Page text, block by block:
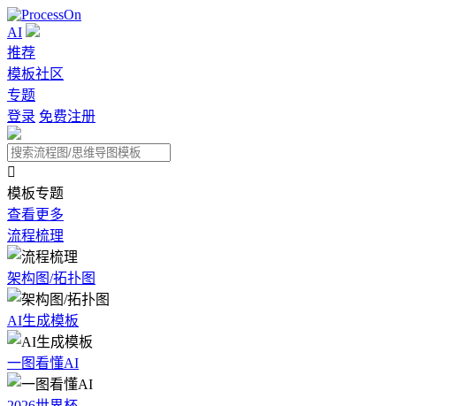
AI
推荐
模板社区
专题
登录 免费注册

模板专题
查看更多
流程梳理
架构图/拓扑图
AI生成模板
一图看懂AI